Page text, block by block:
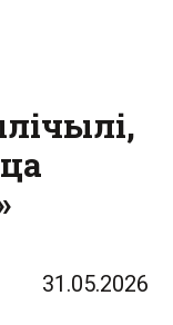
31.05.2026